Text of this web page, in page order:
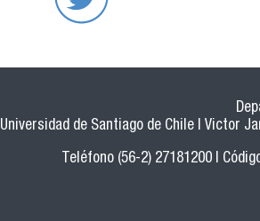
Universidad de Santiago de Chile | Victor
Teléfono (56-2) 27181200 |